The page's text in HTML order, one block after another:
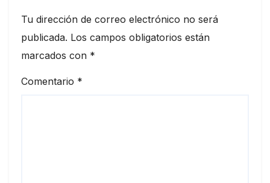
Tu dirección de correo electrónico no será
publicada. Los campos obligatorios están
marcados con *
Comentario *